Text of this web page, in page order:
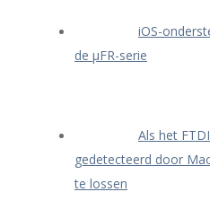
iOS-
de μFR-serie
Als het
gedetecteerd door
te lossen